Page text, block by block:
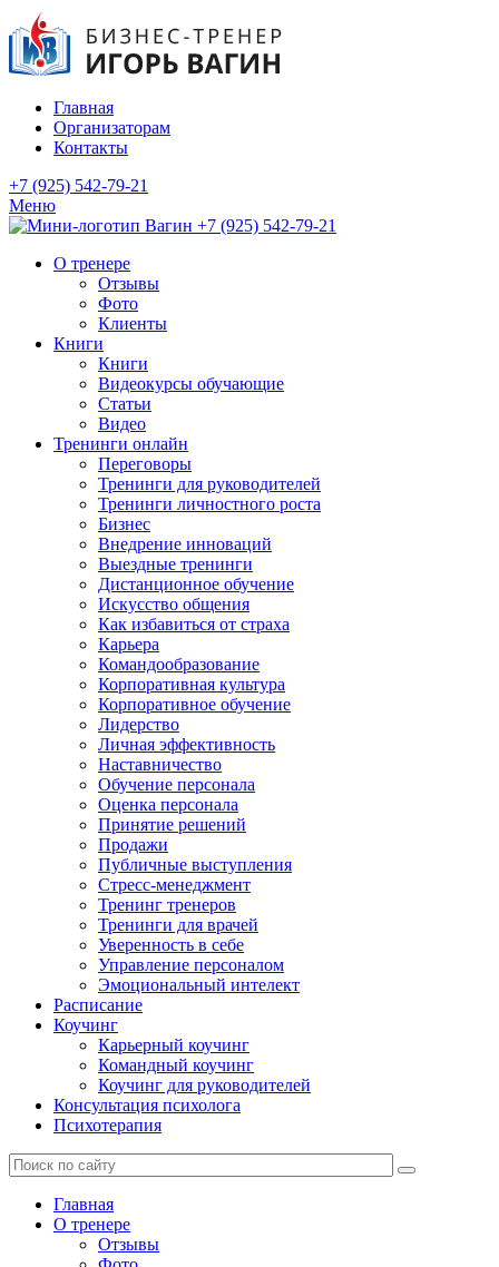
Главная
Организаторам
Контакты
+7 (925) 542-79-21
Меню
+7 (925) 542-79-21
О тренере
Отзывы
Фото
Клиенты
Книги
Книги
Видеокурсы обучающие
Статьи
Видео
Тренинги онлайн
Переговоры
Тренинги для руководителей
Тренинги личностного роста
Бизнес
Внедрение инноваций
Выездные тренинги
Дистанционное обучение
Искусство общения
Как избавиться от страха
Карьера
Командообразование
Корпоративная культура
Корпоративное обучение
Лидерство
Личная эффективность
Наставничество
Обучение персонала
Оценка персонала
Принятие решений
Продажи
Публичные выступления
Стресс-менеджмент
Тренинг тренеров
Тренинги для врачей
Уверенность в себе
Управление персоналом
Эмоциональный интелект
Расписание
Коучинг
Карьерный коучинг
Командный коучинг
Коучинг для руководителей
Консультация психолога
Психотерапия
Главная
О тренере
Отзывы